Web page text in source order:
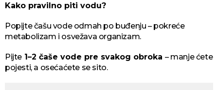
Kako pravilno piti vodu?
Popijte čašu vode odmah po buđenju – pokreće
metabolizam i osvežava organizam.
Pijte 1–2 čaše vode pre svakog obroka – manje ćete
pojesti, a osećaćete se sito.